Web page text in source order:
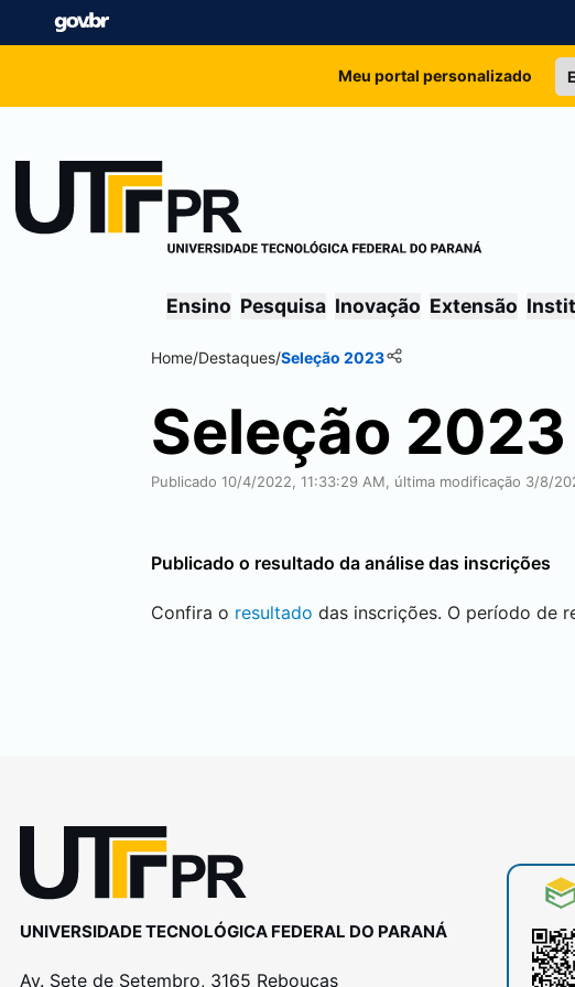
Meu portal personalizado
Ensino Pesquisa Inovação Extensão
Home/Destaques/Seleção 2023
Seleção 2023
Publicado 10/4/2022, 11:33:29 AM, última modificação 3/8/
Publicado o resultado da análise das inscrições
Confira o resultado das inscrições. O período de
UNIVERSIDADE TECNOLÓGICA FEDERAL DO PARANÁ
Av. Sete de Setembro, 3165 Rebouças